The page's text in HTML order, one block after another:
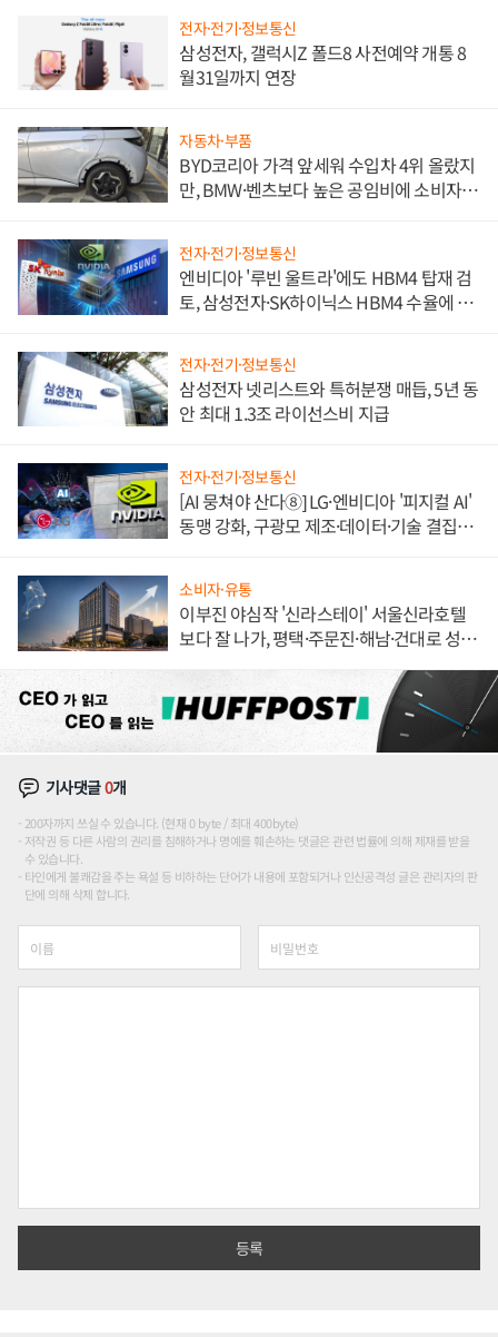
전자·전기·정보통신
삼성전자, 갤럭시Z 폴드8 사전예약 개통 8
월31일까지 연장
자동차·부품
BYD코리아 가격 앞세워 수입차 4위 올랐지
만, BMW·벤츠보다 높은 공임비에 소비자
전자·전기·정보통신
엔비디아 '루빈 울트라'에도 HBM4 탑재 검
토, 삼성전자·SK하이닉스 HBM4 수율에 주
전자·전기·정보통신
삼성전자 넷리스트와 특허분쟁 매듭, 5년 동
안 최대 1.3조 라이선스비 지급
전자·전기·정보통신
[AI 뭉쳐야 산다⑧] LG·엔비디아 '피지컬 AI'
동맹 강화, 구광모 제조·데이터·기술 결집
소비자·유통
이부진 야심작 '신라스테이' 서울신라호텔
보다 잘 나가, 평택·주문진·해남·건대로 성
기사댓글0개
200자까지 쓰실 수 있습니다. (현재 0 byte / 최대 400byte)
저작권 등 다른 사람의 권리를 침해하거나 명예를 훼손하는 댓글은 관련 법률에 의해 제재를 받을
수 있습니다.
타인에게 불쾌감을 주는 욕설 등 비하하는 단어가 내용에 포함되거나 인신공격성 글은 관리자의 판
단에 의해 삭제 합니다.